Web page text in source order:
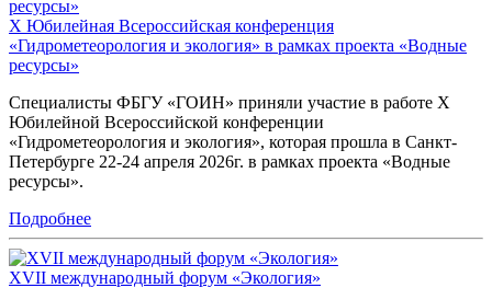
X Юбилейная Всероссийская конференция
«Гидрометеорология и экология» в рамках проекта «Водные
ресурсы»
Специалисты ФБГУ «ГОИН» приняли участие в работе X
Юбилейной Всероссийской конференции
«Гидрометеорология и экология», которая прошла в Санкт-
Петербурге 22-24 апреля 2026г. в рамках проекта «Водные
ресурсы».
Подробнее
XVII международный форум «Экология»